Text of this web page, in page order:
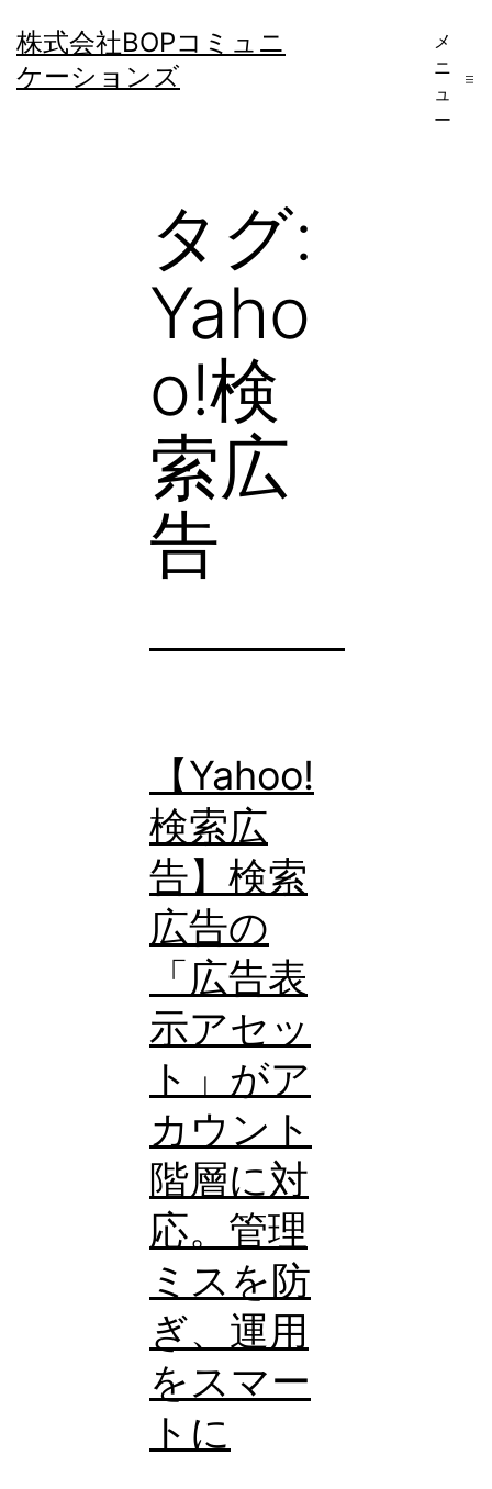
ン
テ
株式会社BOPコミュニ
ケーションズ
メ
ニ
ュ
ー
タグ:
Yaho
o!検
索広
告
【Yahoo!
検索広
告】検索
広告の
「広告表
示アセッ
ト」がア
カウント
階層に対
応。管理
ミスを防
ぎ、運用
をスマー
トに